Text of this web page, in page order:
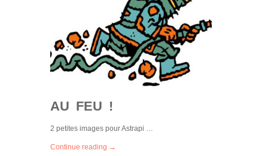
AU FEU !
2 petites images pour Astrapi …
Continue reading →